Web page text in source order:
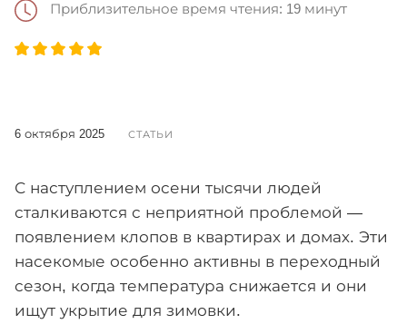
Приблизительное время чтения: 19 минут
6 октября 2025 СТАТЬИ
С наступлением осени тысячи людей
сталкиваются с неприятной проблемой —
появлением клопов в квартирах и домах. Эти
насекомые особенно активны в переходный
сезон, когда температура снижается и они
ищут укрытие для зимовки.